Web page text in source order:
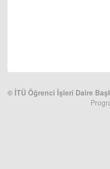
© İTÜ Öğrenci İşleri Daire